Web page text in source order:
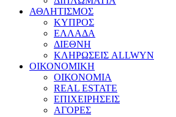
ΑΘΛΗΤΙΣΜΟΣ
ΚΥΠΡΟΣ
ΕΛΛΑΔΑ
ΔΙΕΘΝΗ
ΚΛΗΡΩΣΕΙΣ ALLWYN
ΟΙΚΟΝΟΜΙΚΗ
ΟΙΚΟΝΟΜΙΑ
REAL ESTATE
ΕΠΙΧΕΙΡΗΣΕΙΣ
ΑΓΟΡΕΣ